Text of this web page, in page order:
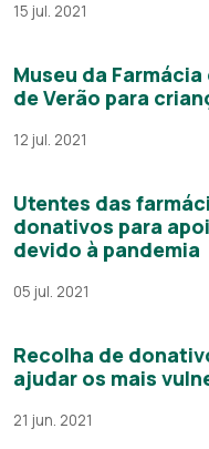
15 jul. 2021
Museu da
de Verão para
12 jul. 2021
Utentes das
donativos para
devido à pandemia
05 jul. 2021
Recolha de
ajudar os mais
21 jun. 2021